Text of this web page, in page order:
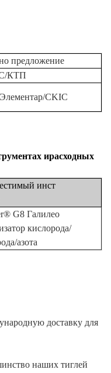
предложение
КТП
CKIC
и​​расходных
инст
G8 Галилео
кислорода/
азота
доставку для
наших тиглей